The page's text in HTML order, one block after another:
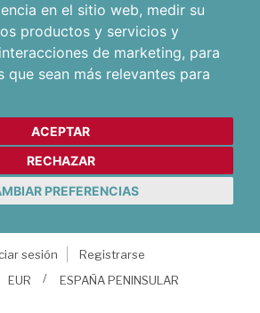
en el sitio web, medir su
productos y servicios y
de marketing, para
que sean más relevantes para
ACEPTAR
RECHAZAR
PREFERENCIAS
sesión
Registrarse
EUR ESPAÑA PENINSULAR